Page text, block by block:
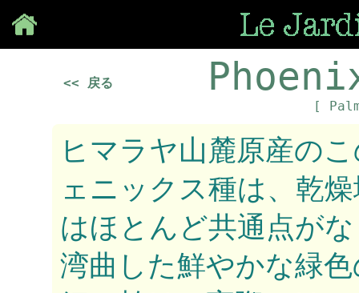
<< 戻る
[
ヒマラヤ山麓原産の
ェニックス種は、乾
はほとんど共通点が
湾曲した鮮やかな緑